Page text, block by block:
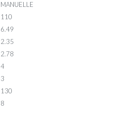
MANUELLE
110
6.49
2.35
2.78
4
3
130
8